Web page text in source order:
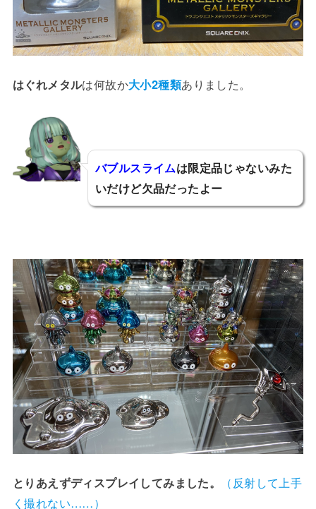
はぐれメタルは何故か大小2種類ありました。
バブルスライムは限定品じゃないみた
いだけど欠品だったよー
とりあえずディスプレイしてみました。
（反射して上手
く撮れない……）